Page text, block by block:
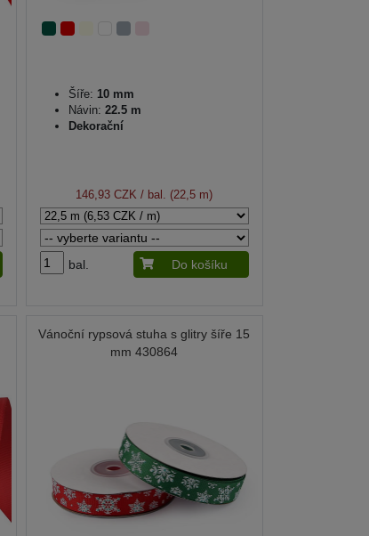
Šíře: 10 mm
Návin: 22.5 m
Dekorační
146,93 CZK / bal. (22,5 m)
bal. Do košíku
Vánoční rypsová stuha s glitry šíře 15
mm 430864